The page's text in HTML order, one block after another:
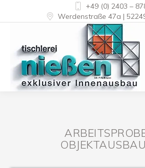
+49 (0) 2403 –
Werdenstraße 47a |